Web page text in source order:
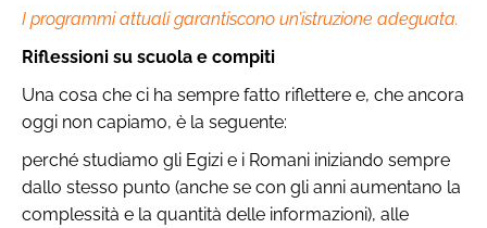
I programmi attuali garantiscono un’istruzione adeguata.
Riflessioni su scuola e compiti
Una cosa che ci ha sempre fatto riflettere e, che ancora
oggi non capiamo, è la seguente:
perché studiamo gli Egizi e i Romani iniziando sempre
dallo stesso punto (anche se con gli anni aumentano la
complessità e la quantità delle informazioni), alle